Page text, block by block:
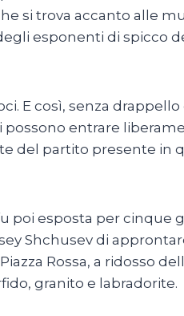
si trova accanto alle
esponenti di spicco
E così, senza drappello
entrare
del partito presente
poi esposta per cinque
Shchusev di
Rossa, a ridosso
granito e labradorite.